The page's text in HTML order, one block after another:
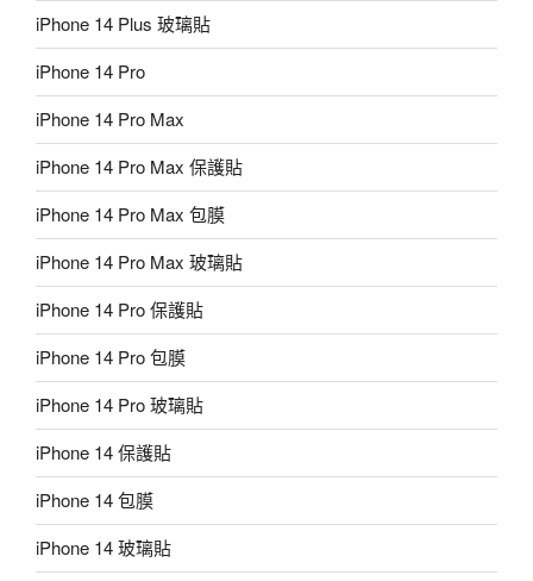
iPhone 14 Plus 玻璃貼
iPhone 14 Pro
iPhone 14 Pro Max
iPhone 14 Pro Max 保護貼
iPhone 14 Pro Max 包膜
iPhone 14 Pro Max 玻璃貼
iPhone 14 Pro 保護貼
iPhone 14 Pro 包膜
iPhone 14 Pro 玻璃貼
iPhone 14 保護貼
iPhone 14 包膜
iPhone 14 玻璃貼